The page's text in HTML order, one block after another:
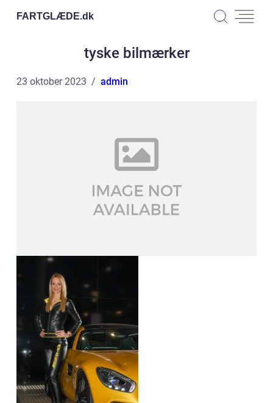
FARTGLÆDE.dk
tyske bilmærker
23 oktober 2023 admin